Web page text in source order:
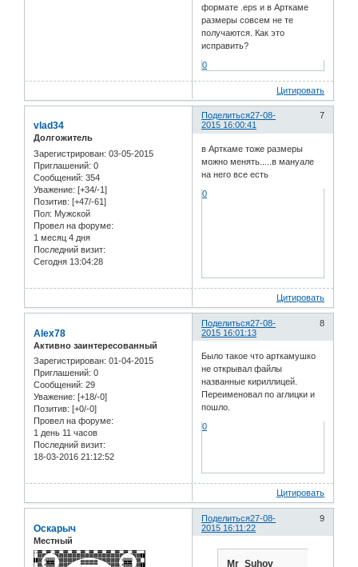
формате .eps и в Арткаме
размеры совсем не те
получаются. Как это
исправить?
0
Цитировать
Поделиться 7
27-08-
2015 16:00:41
vlad34
Долгожитель
Зарегистрирован: 03-05-2015
Приглашений: 0
Сообщений: 354
Уважение: [+34/-1]
Позитив: [+47/-61]
Пол: Мужской
Провел на форуме:
1 месяц 4 дня
Последний визит:
Сегодня 13:04:28
в Арткаме тоже размеры
можно менять.....в мануале
на него все есть
0
Цитировать
Поделиться 8
27-08-
2015 16:01:13
Alex78
Активно заинтересованный
Зарегистрирован: 01-04-2015
Приглашений: 0
Сообщений: 29
Уважение: [+18/-0]
Позитив: [+0/-0]
Провел на форуме:
1 день 11 часов
Последний визит:
18-03-2016 21:12:52
Было такое что арткамушко
не открывал файлы
названные кириллицей.
Переименовал по аглицки и
пошло.
0
Цитировать
Поделиться 9
27-08-
2015 16:11:22
Оскарыч
Местный
Mr_Suhov